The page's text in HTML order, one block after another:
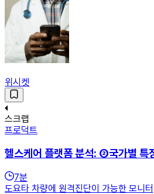
위시켓
스크랩
프로덕트
헬스케어 플랫폼 분석: ②국가별 특
7분
도요타 차량에 원격진단이 가능한 모니